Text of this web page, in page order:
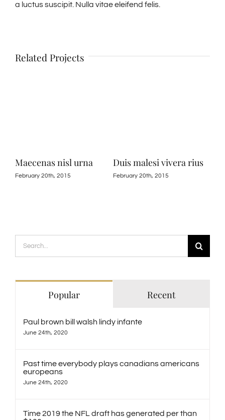
a luctus suscipit. Nulla vitae eleifend felis.
Related Projects
Maecenas nisl urna
February 20th, 2015
Duis malesi vivera rius
February 20th, 2015
Search
for:
Popular Recent
Paul brown bill walsh lindy infante
June 24th, 2020
Past time everybody plays canadians americans
europeans
June 24th, 2020
Time 2019 the NFL draft has generated per than